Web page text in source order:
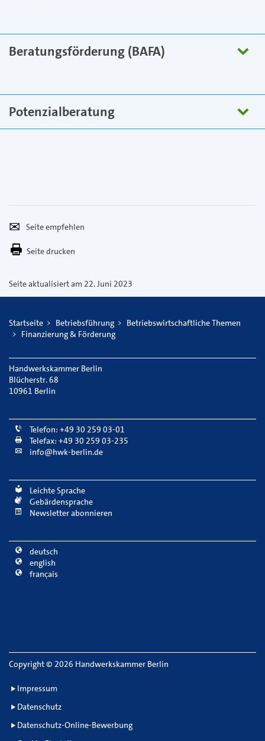
Beratungsförderung (BAFA)
Potenzialberatung
empfehlen
Per
E-
versenden
Seite drucken
Seite aktualisiert am 22. Juni 2023
Startseite Betriebsführung
Betriebswirtschaftliche Themen
Finanzierung & Förderung
Handwerkskammer Berlin
Blücherstr. 68
10961 Berlin
Telefon: +49 30 259 03-01
Telefax: +49 30 259 03-235
info@hwk-berlin.de
Leichte Sprache
Gebärdensprache
Newsletter abonnieren
deutsch
english
français
Copyright© 2026 Handwerkskammer Berlin
Impressum
Datenschutz
Datenschutz-Online-Bewerbung